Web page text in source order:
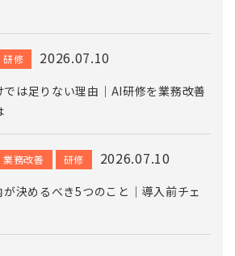
研修 2026.07.10
は足りない理由｜AI研修を業務改善
業務改善 研修 2026.07.10
決めるべき5つのこと｜導入前チェ